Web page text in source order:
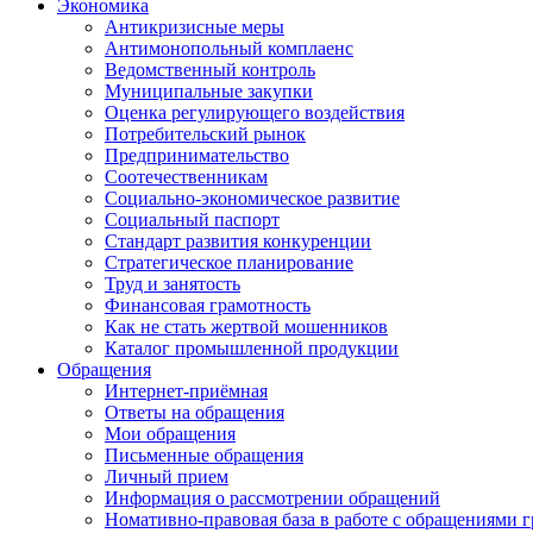
Экономика
Антикризисные меры
Антимонопольный комплаенс
Ведомственный контроль
Муниципальные закупки
Оценка регулирующего воздействия
Потребительский рынок
Предпринимательство
Соотечественникам
Социально-экономическое развитие
Социальный паспорт
Стандарт развития конкуренции
Стратегическое планирование
Труд и занятость
Финансовая грамотность
Как не стать жертвой мошенников
Каталог промышленной продукции
Обращения
Интернет-приёмная
Ответы на обращения
Мои обращения
Письменные обращения
Личный прием
Информация о рассмотрении обращений
Номативно-правовая база в работе с обращениями